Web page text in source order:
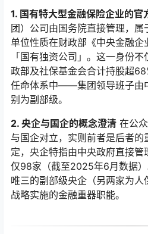
1. 国有特大型金融保险企业的官
团）公司由国务院直接管理，
单位性质在财政部《中央金融企
「国有独资公司」。这一身份
政部及社保基金会合计持股超
任命体系中——集团领导班子由
别为副部级。
2. 央企与国企的概念澄清 在公
与国企对立，实则前者是后者
定，央企特指由中央政府直接管
仅98家（截至2025年6月数据
唯三的副部级央企（另两家为
战略实施的金融重器职能。